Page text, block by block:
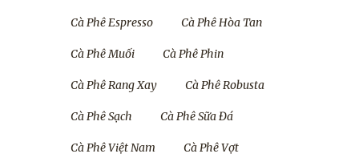
Cà Phê Espresso Cà Phê Hòa Tan
Cà Phê Muối Cà Phê Phin
Cà Phê Rang Xay Cà Phê Robusta
Cà Phê Sạch Cà Phê Sữa Đá
Cà Phê Việt Nam Cà Phê Vợt